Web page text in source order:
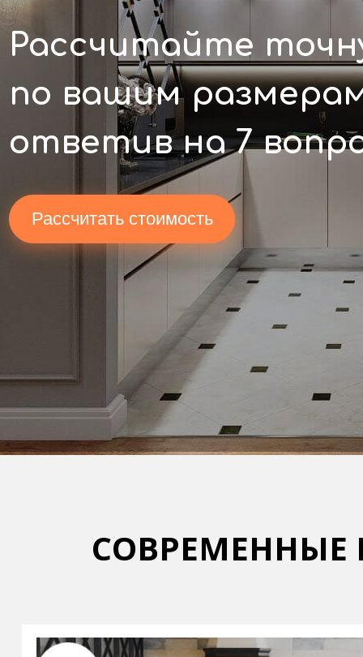
Рассчитать стоимость
Рассчитайте
по вашим
ответив на 7
СОВРЕМЕННЫЕ